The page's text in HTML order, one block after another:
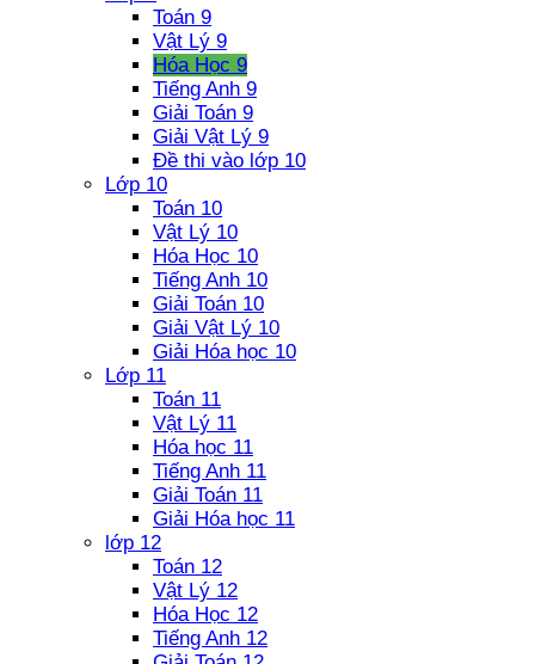
Toán 9
Vật Lý 9
Hóa Học 9
Tiếng Anh 9
Giải Toán 9
Giải Vật Lý 9
Đề thi vào lớp 10
Lớp 10
Toán 10
Vật Lý 10
Hóa Học 10
Tiếng Anh 10
Giải Toán 10
Giải Vật Lý 10
Giải Hóa học 10
Lớp 11
Toán 11
Vật Lý 11
Hóa học 11
Tiếng Anh 11
Giải Toán 11
Giải Hóa học 11
lớp 12
Toán 12
Vật Lý 12
Hóa Học 12
Tiếng Anh 12